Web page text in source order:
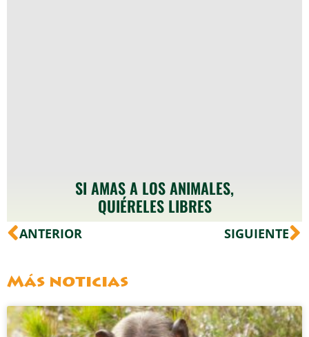
SI AMAS A LOS ANIMALES,
QUIÉRELES LIBRES
Ant
ANTERIOR SIGUIENTE
Más noticias